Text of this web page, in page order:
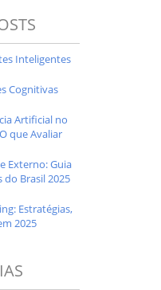
Inteligentes
Cognitivas
Artificial no
que Avaliar
Externo: Guia
Brasil 2025
Estratégias,
2025